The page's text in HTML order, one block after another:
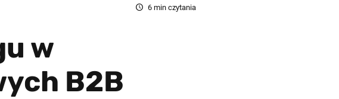
6 min czytania
w
B2B